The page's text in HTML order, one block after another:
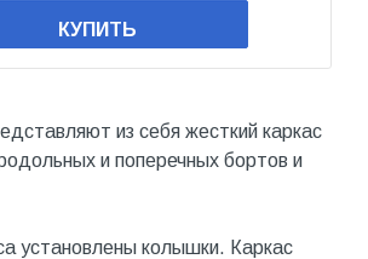
КУПИТЬ
из себя жесткий каркас
и поперечных бортов и
установлены колышки. Каркас